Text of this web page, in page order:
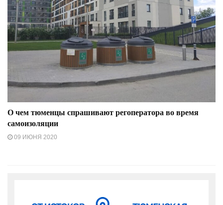
О чем тюменцы спрашивают регоператора во время
самоизоляции
09 ИЮНЯ 2020